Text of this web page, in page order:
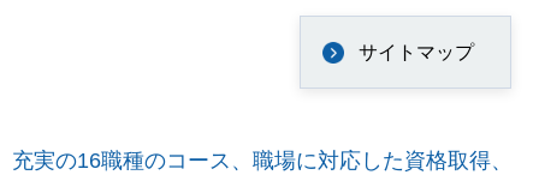
サイトマップ
充実の16職種のコース、職場に対応した資格取得、